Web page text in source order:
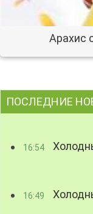
Арахис
ПОСЛЕДНИЕ
16:54
16:49